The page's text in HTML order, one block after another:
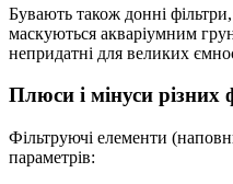
Бувають також донні
маскуються акваріумним
непридатні для великих
Плюси і мінуси різних
Фільтруючі елементи
параметрів: